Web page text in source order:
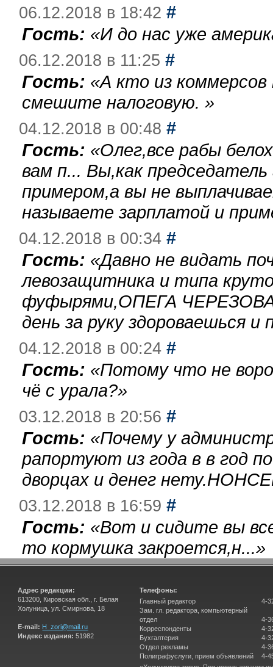
06.12.2018 в 18:42 #
Гость: «И до нас уже
06.12.2018 в 11:25 #
Гость: «А кто из
смешите налоговую. »
04.12.2018 в 00:48 #
Гость: «Олег,все рабы
вам п... Вы,как
примером,а вы не
называете зарплатой и
04.12.2018 в 00:34 #
Гость: «Давно не видать
левозащитника и типа
фуфырями,ОПЕГА
день за руку здороваешься
04.12.2018 в 00:24 #
Гость: «Потому что не
чё с урала?»
03.12.2018 в 20:56 #
Гость: «Почему у
рапортуют из года в в год
дворцах и денег
03.12.2018 в 16:59 #
Гость: «Вот и сидите вы
то кормушка закроется,н...»
Адрес редакции:
613200, Кировская обл., г. Белая
Холуница, ул. Смирнова, 18
E-mail: H_zori@mail.ru
Индекс издания: 51982
Телефоны:
Главный редактор
Зам. гл. редактора, компьютерный
отдел
Корреспонденты
Бухгалтерия
Отдел рекламы
Полиграфуслуги, прием объявлений
4-
4-
4-
4-
4-
4-